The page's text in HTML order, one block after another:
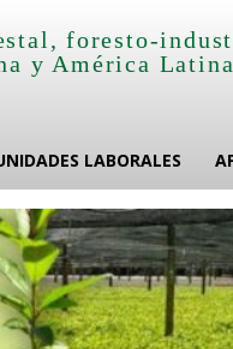
foresto-
y América
LABORALES